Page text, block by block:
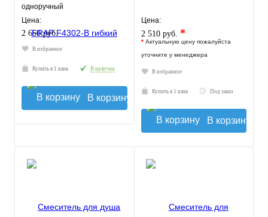
одноручный
Цена:
2 650 руб.
В избранное
Купить в 1 клик В наличии
В корзину
Цена:
2 510 руб. *
* Актуальную цену пожалуйста
уточните у менеджера
В избранное
Купить в 1 клик Под заказ
В корзину